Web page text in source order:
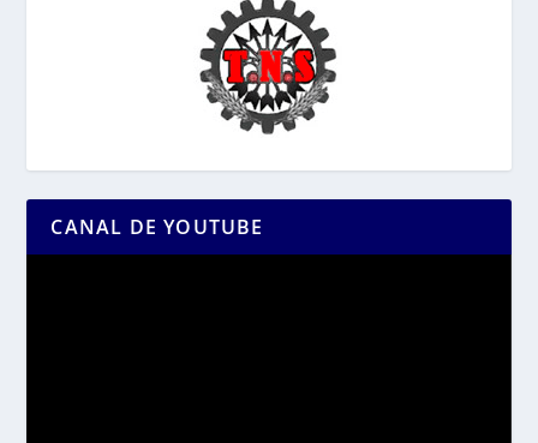
CANAL DE YOUTUBE